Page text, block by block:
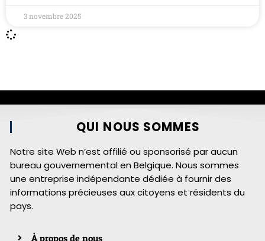
3 novembre 2025
QUI NOUS SOMMES
Notre site Web n’est affilié ou sponsorisé par aucun
bureau gouvernemental en Belgique. Nous sommes
une entreprise indépendante dédiée à fournir des
informations précieuses aux citoyens et résidents du
pays.
À propos de nous